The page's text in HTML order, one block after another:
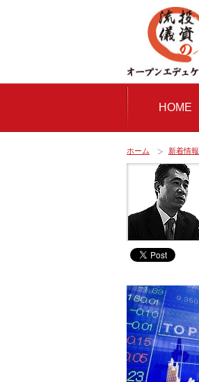
HOME
ホーム 新着情報